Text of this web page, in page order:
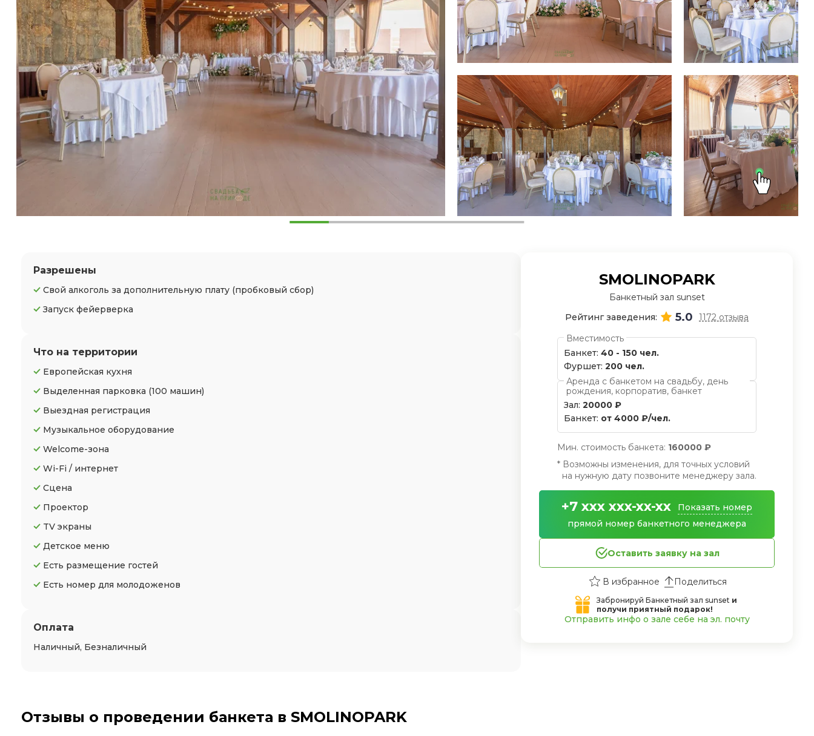
Разрешены
Свой алкоголь за дополнительную плату (пробковый сбор)
Запуск фейерверка
Что на территории
Европейская кухня
Выделенная парковка (100 машин)
Выездная регистрация
Музыкальное оборудование
Welcome-зона
Wi-Fi / интернет
Сцена
Проектор
TV экраны
Детское меню
Есть размещение гостей
Есть номер для молодоженов
Оплата
Наличный, Безналичный
Отзывы о проведении банкета в SMOLINOPARK
SMOLINOPARK
Банкетный зал sunset
Рейтинг заведения:
5.0
1172 отзыва
Вместимость
Банкет: 40 - 150 чел.
Фуршет: 200 чел.
Аренда с банкетом на свадьбу, день
рождения, корпоратив, банкет
Зал: 20000 ₽
Банкет: от 4000 ₽/чел.
Мин. стоимость банкета: 160000 ₽
* Возможны изменения, для точных условий
на нужную дату позвоните менеджеру зала.
+7 xxx xxx-xx-xx
Показать номер
прямой номер банкетного менеджера
Оставить заявку на зал
Поделиться
Забронируй Банкетный зал sunset и
получи приятный подарок!
Отправить инфо о зале себе на эл. почту